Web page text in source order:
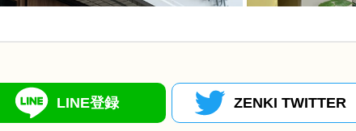
LINE登録 ZENKI TWITTER